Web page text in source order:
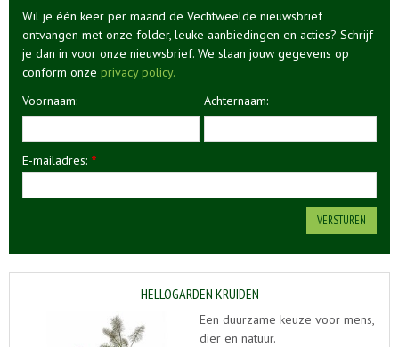
Wil je één keer per maand de Vechtweelde nieuwsbrief
ontvangen met onze folder, leuke aanbiedingen en acties? Schrijf
je dan in voor onze nieuwsbrief. We slaan jouw gegevens op
conform onze privacy policy.
Voornaam:
Achternaam:
E-mailadres: *
HELLOGARDEN KRUIDEN
Een duurzame keuze voor mens,
dier en natuur.